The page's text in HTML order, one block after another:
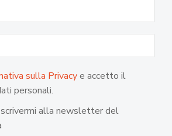
sulla Privacye accetto il
personali.
alla newsletter del